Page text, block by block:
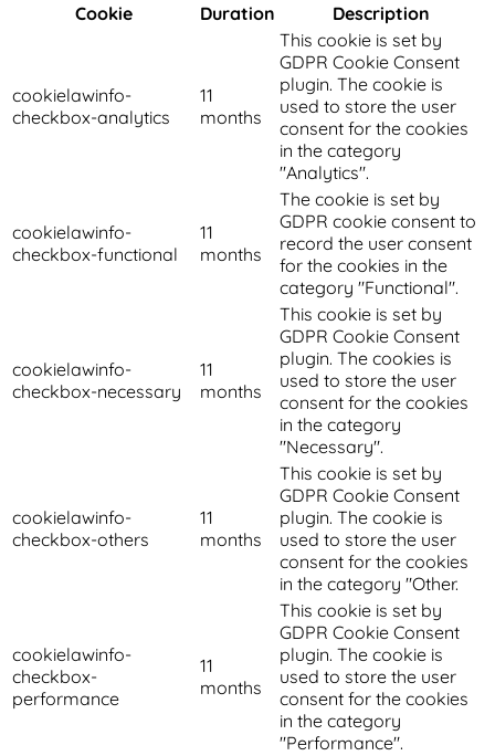
Cookie
Duration Description
cookielawinfo-
checkbox-analytics
11
months
This cookie is set by
GDPR Cookie Consent
plugin. The cookie is
used to store the user
consent for the cookies
in the category
"Analytics".
cookielawinfo-
checkbox-functional
11
months
The cookie is set by
GDPR cookie consent to
record the user consent
for the cookies in the
category "Functional".
cookielawinfo-
checkbox-necessary
11
months
This cookie is set by
GDPR Cookie Consent
plugin. The cookies is
used to store the user
consent for the cookies
in the category
"Necessary".
cookielawinfo-
checkbox-others
11
months
This cookie is set by
GDPR Cookie Consent
plugin. The cookie is
used to store the user
consent for the cookies
in the category "Other.
cookielawinfo-
checkbox-
performance
11
months
This cookie is set by
GDPR Cookie Consent
plugin. The cookie is
used to store the user
consent for the cookies
in the category
"Performance".